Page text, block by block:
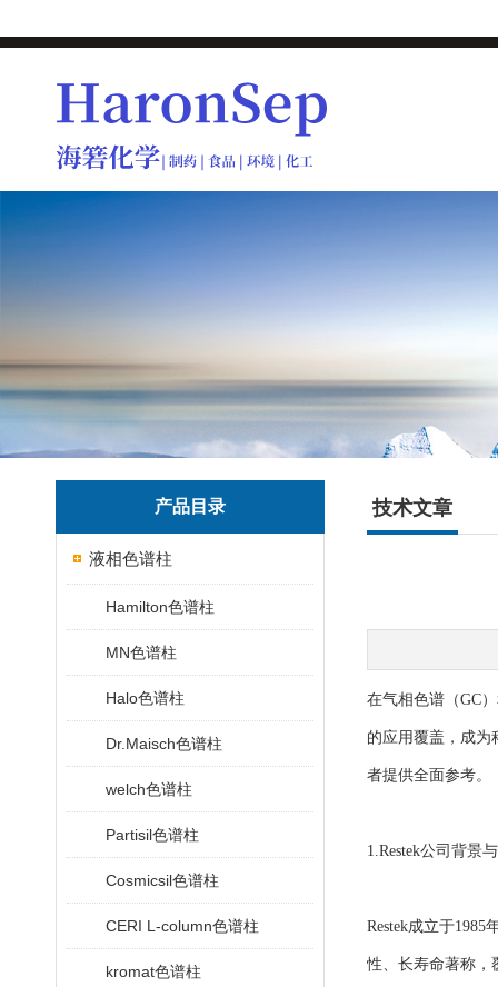
产品目录
液相色谱柱
Hamilton色谱柱
MN色谱柱
Halo色谱柱
Dr.Maisch色谱柱
welch色谱柱
Partisil色谱柱
Cosmicsil色谱柱
CERI L-column色谱柱
kromat色谱柱
技术文章
在气相色谱（GC
的应用覆盖，成为
者提供全面参考。
1.Restek公司背景
Restek成立于
性、长寿命著称，